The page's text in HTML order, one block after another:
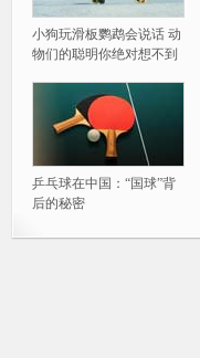
小狗玩滑板鹦鹉会说话 动
物们的聪明你绝对想不到
乒乓球在中国：“国球”背
后的秘密